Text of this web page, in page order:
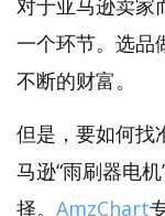
对于亚马逊卖家
一个环节。选品
不断的财富。
但是，要如何找
马逊“雨刷器电
择。 AmzChart